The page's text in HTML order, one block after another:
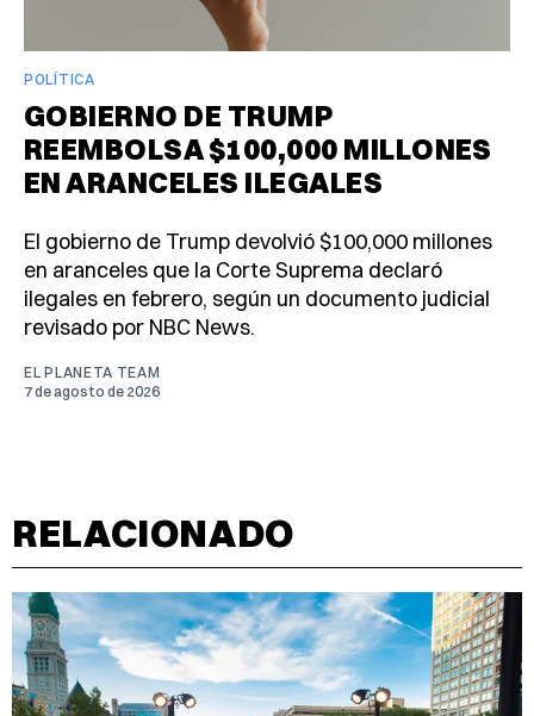
POLÍTICA
GOBIERNO DE TRUMP
REEMBOLSA $100,000 MILLONES
EN ARANCELES ILEGALES
El gobierno de Trump devolvió $100,000 millones
en aranceles que la Corte Suprema declaró
ilegales en febrero, según un documento judicial
revisado por NBC News.
EL PLANETA TEAM
7 de agosto de 2026
RELACIONADO